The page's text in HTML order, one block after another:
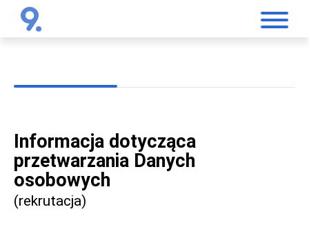
Informacja dotycząca
przetwarzania Danych
osobowych
(rekrutacja)